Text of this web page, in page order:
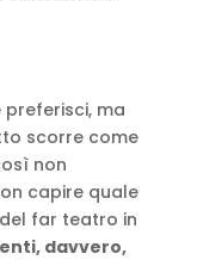
ma
scorre come
non
capire quale
far teatro in
davvero,